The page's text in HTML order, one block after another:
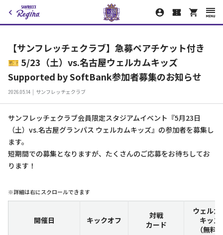
【サンフレッチェクラブ】急募ペアチケット付き
🎫 5/23（土）vs.名古屋ウェルカムキッズ
Supported by SoftBank参加者募集のお知らせ
2026.05.14 サンフレッチェクラブ
サンフレッチェクラブ会員限定スタジアムイベント『5月23日
（土）vs.名古屋グランパス ウェルカムキッズ』の参加者を募集し
ます。
短期間での募集となりますが、たくさんのご応募をお待ちしてお
ります！
※詳細は右にスクロールできます
開催日 キックオフ
対戦
カード
ウェルカ
キッズ
（無料